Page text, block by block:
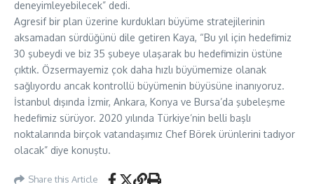
deneyimleyebilecek” dedi.
Agresif bir plan üzerine kurdukları büyüme stratejilerinin
aksamadan sürdüğünü dile getiren Kaya, “Bu yıl için hedefimiz
30 şubeydi ve biz 35 şubeye ulaşarak bu hedefimizin üstüne
çıktık. Özsermayemiz çok daha hızlı büyümemize olanak
sağlıyordu ancak kontrollü büyümenin büyüsüne inanıyoruz.
İstanbul dışında İzmir, Ankara, Konya ve Bursa’da şubeleşme
hedefimiz sürüyor. 2020 yılında Türkiye’nin belli başlı
noktalarında birçok vatandaşımız Chef Börek ürünlerini tadıyor
olacak” diye konuştu.
Share this Article